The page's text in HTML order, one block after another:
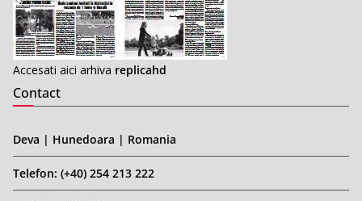
Accesati aici arhiva replicahd
Contact
Deva | Hunedoara | Romania
Telefon: (+40) 254 213 222